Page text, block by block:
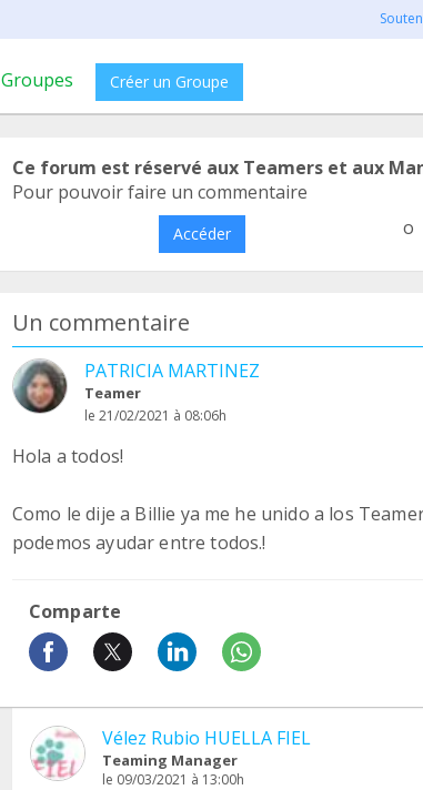
Groupes Créer un Groupe
Ce forum est réservé aux Teamers et aux
Pour pouvoir faire un commentaire
Accéder o
Un commentaire
PATRICIA MARTINEZ
Teamer
le 21/02/2021 à 08:06h
Hola a todos!
Como le dije a Billie ya me he unido a los
podemos ayudar entre todos.!
Comparte
Vélez Rubio HUELLA FIEL
Teaming Manager
le 09/03/2021 à 13:00h